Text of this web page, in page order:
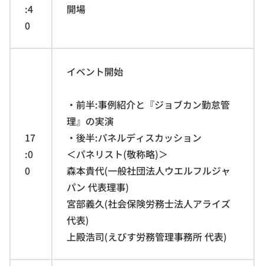
:4
0
開場
17
:0
0
イベント開始
・前半:事例紹介と『ジョブカン勤怠管
理』の実演
・後半:パネルディスカッション
＜パネリスト(敬称略)＞
森本貴代(一般社団法人ウエルフルジャ
パン 代表理事)
宮部義久(社会保険労務士法人アライズ
代表)
上殿浩司(えびす労務管理事務所 代表)